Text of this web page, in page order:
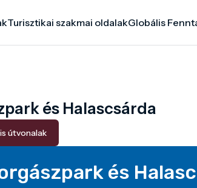
Turisztikai szakmai oldalakGlobális
és Halascsárda
útvonalak